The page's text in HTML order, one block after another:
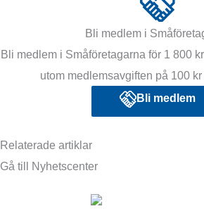
Bli medlem i
Bli medlem i Småföretagarna för 1 800
utom medlemsavgiften på 100
Bli medlem
Relaterade artiklar
Gå till Nyhetscenter